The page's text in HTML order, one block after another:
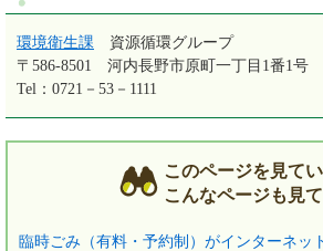
環境衛生課
資源循環グループ
〒586-8501
河内長野市原町一丁目1番1号
Tel：0721－53－1111
このページを見て
こんなページも見
臨時ごみ（有料・予約制）がインターネッ